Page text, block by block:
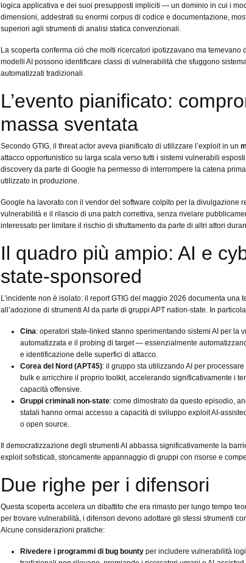
logica applicativa e dei suoi presupposti impliciti — un dominio in cui i
dimensioni, addestrati su enormi corpus di codice e documentazione,
superiori agli strumenti di analisi statica convenzionali.
La scoperta conferma ciò che molti ricercatori ipotizzavano ma temevano
modelli AI possono identificare classi di vulnerabilità che sfuggono
automatizzati tradizionali.
L’evento pianificato:
massa sventata
Secondo GTIG, il threat actor aveva pianificato di utilizzare l’exploit in un
attacco opportunistico su larga scala verso tutti i sistemi vulnerabili
discovery da parte di Google ha permesso di interrompere la catena
utilizzato in produzione.
Google ha lavorato con il vendor del software colpito per la divulgazione
vulnerabilità e il rilascio di una patch correttiva, senza rivelare
interessato per limitare il rischio di sfruttamento da parte di altri attori
Il quadro più ampio: AI e
state-sponsored
L’incidente non è isolato: il report GTIG del maggio 2026 documenta una
all’adozione di strumenti AI da parte di gruppi APT nation-state. In
Cina: operatori state-linked stanno sperimentando sistemi AI per la
automatizzata e il probing di target — essenzialmente
e identificazione delle superfici di attacco.
Corea del Nord (APT45): il gruppo sta utilizzando AI per
bulk e arricchire il proprio toolkit, accelerando significativamente i
capacità offensive.
Gruppi criminali non-state: come dimostrato da questo episodio,
statali hanno ormai accesso a capacità di sviluppo exploit AI-
o open source.
Il democratizzazione degli strumenti AI abbassa significativamente la
exploit sofisticati, storicamente appannaggio di gruppi con risorse e
Due righe per i difensori
Questa scoperta accelera un dibattito che era rimasto per lungo tempo
per trovare vulnerabilità, i difensori devono adottare gli stessi strumenti
Alcune considerazioni pratiche:
Rivedere i programmi di bug bounty per includere vulnerabilità